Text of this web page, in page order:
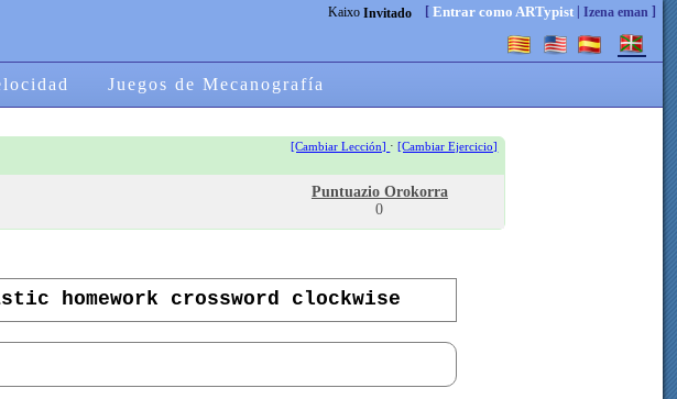
Kaixo Invitado [ Entrar como ARTypist| Izena eman ]
Juegos de Mecanografía
[Cambiar Lección] ·[Cambiar Ejercicio]
Puntuazio Orokorra
0
homework crossword clockwise